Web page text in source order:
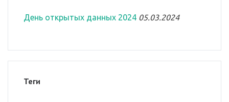
День открытых данных 2024 05.03.2024
Теги